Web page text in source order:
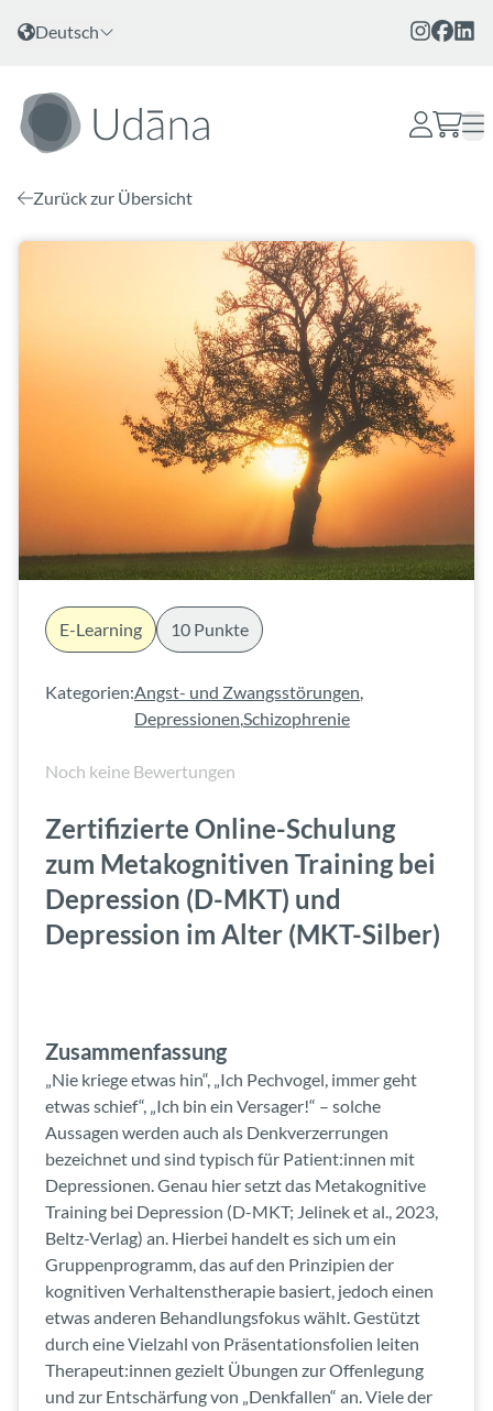
Zum Inhalt
Sprache wählen
Deutsch
Zurück zur Übersicht
E-Learning 10 Punkte
Kategorien:Angst- und Zwangsstörungen,
Depressionen,Schizophrenie
Noch keine Bewertungen
Zertifizierte Online-Schulung
zum Metakognitiven Training bei
Depression (D-MKT) und
Depression im Alter (MKT-Silber)
Zusammenfassung
„Nie kriege etwas hin“, „Ich Pechvogel, immer geht
etwas schief“, „Ich bin ein Versager!“ – solche
Aussagen werden auch als Denkverzerrungen
bezeichnet und sind typisch für Patient:innen mit
Depressionen. Genau hier setzt das Metakognitive
Training bei Depression (D-MKT; Jelinek et al., 2023,
Beltz-Verlag) an. Hierbei handelt es sich um ein
Gruppenprogramm, das auf den Prinzipien der
kognitiven Verhaltenstherapie basiert, jedoch einen
etwas anderen Behandlungsfokus wählt. Gestützt
durch eine Vielzahl von Präsentationsfolien leiten
Therapeut:innen gezielt Übungen zur Offenlegung
und zur Entschärfung von „Denkfallen“ an. Viele der